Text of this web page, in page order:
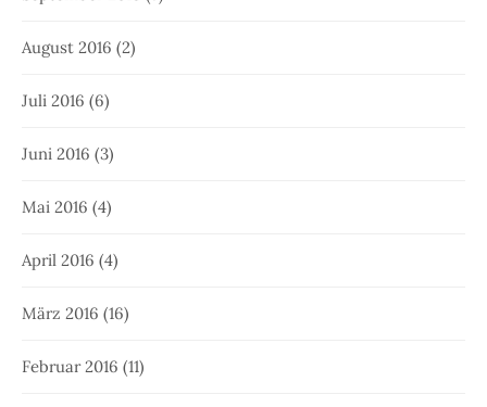
August 2016 (2)
Juli 2016 (6)
Juni 2016 (3)
Mai 2016 (4)
April 2016 (4)
März 2016 (16)
Februar 2016 (11)